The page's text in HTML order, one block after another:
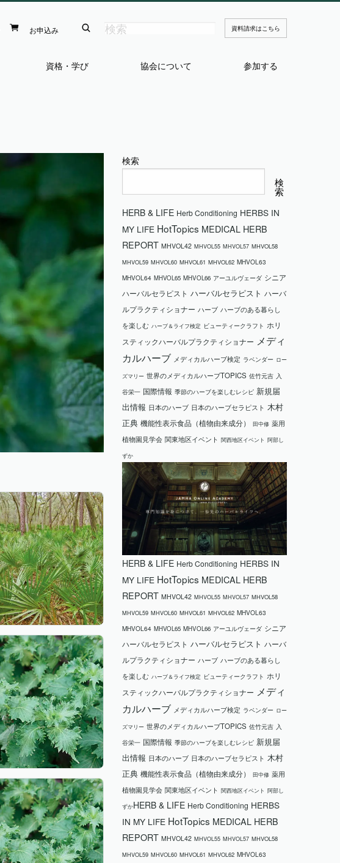
お申込み 資料請求はこちら
資格・学び 協会について 参加する
検索
検
索
HERB & LIFE Herb Conditioning HERBS IN
MY LIFE HotTopics MEDICAL HERB
REPORT MHVOL42 MHVOL55 MHVOL57 MHVOL58
MHVOL59 MHVOL60 MHVOL61 MHVOL62 MHVOL63
MHVOL64 MHVOL65 MHVOL66 アーユルヴェーダ シニア
ハーバルセラピスト ハーバルセラピスト ハーバ
ルプラクティショナー ハーブ ハーブのある暮らし
を楽しむ ハーブ＆ライフ検定 ビューティークラフト ホリ
スティックハーバルプラクティショナー メディ
カルハーブ メディカルハーブ検定 ラベンダー ロー
ズマリー 世界のメディカルハーブTOPICS 佐竹元吉 入
谷栄一 国際情報 季節のハーブを楽しむレシピ 新規届
出情報 日本のハーブ 日本のハーブセラピスト 木村
正典 機能性表示食品（植物由来成分） 田中修 薬用
植物園見学会 関東地区イベント 関西地区イベント 阿部し
ずか
HERB & LIFE Herb Conditioning HERBS IN
MY LIFE HotTopics MEDICAL HERB
REPORT MHVOL42 MHVOL55 MHVOL57 MHVOL58
MHVOL59 MHVOL60 MHVOL61 MHVOL62 MHVOL63
MHVOL64 MHVOL65 MHVOL66 アーユルヴェーダ シニア
ハーバルセラピスト ハーバルセラピスト ハーバ
ルプラクティショナー ハーブ ハーブのある暮らし
を楽しむ ハーブ＆ライフ検定 ビューティークラフト ホリ
スティックハーバルプラクティショナー メディ
カルハーブ メディカルハーブ検定 ラベンダー ロー
ズマリー 世界のメディカルハーブTOPICS 佐竹元吉 入
谷栄一 国際情報 季節のハーブを楽しむレシピ 新規届
出情報 日本のハーブ 日本のハーブセラピスト 木村
正典 機能性表示食品（植物由来成分） 田中修 薬用
植物園見学会 関東地区イベント 関西地区イベント 阿部し
ずかHERB & LIFE Herb Conditioning HERBS
IN MY LIFE HotTopics MEDICAL HERB
REPORT MHVOL42 MHVOL55 MHVOL57 MHVOL58
MHVOL59 MHVOL60 MHVOL61 MHVOL62 MHVOL63